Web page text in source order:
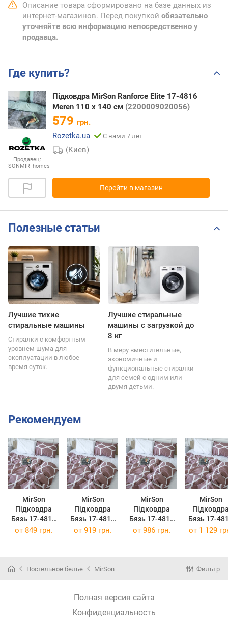
Описание товара сформировано на базе данных из
интернет-магазинов. Перед покупкой обязательно
уточняйте всю информацию непосредственно у
продавца.
Где купить?
Продавец:
SONMIR_homes
Підковдра MirSon Ranforce Elite 17-4816
Meren 110 x 140 см (2200009020056)
579 грн.
Rozetka.ua
С нами 7 лет
(Киев)
Перейти в магазин
Полезные статьи
Лучшие тихие
стиральные машины
Стиралки с комфортным
уровнем шума для
эксплуатации в любое
время суток.
Лучшие стиральные
машины с загрузкой до
8 кг
В меру вместительные,
экономичные и
функциональные стиралки
для семей с одним или
двумя детьми.
Рекомендуем
MirSon
Підковдра
Бязь 17-4818
Baden 143 x
MirSon
Підковдра
Бязь 17-4818
Baden 160 x
MirSon
Підковдра
Бязь 17-4818
Baden 175 x
MirSon
Бязь 17-
Baden 200
от 849 грн. от 919 грн. от 986 грн. от 1 129
Постельное белье MirSon Фильтр
Полная версия сайта
Конфиденциальность